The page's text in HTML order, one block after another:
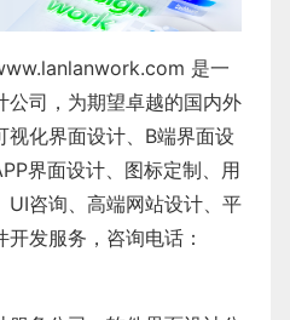
是一
公司，为期望卓越的国内外
视化界面设计、 B端界面设
界面设计、 图标定制、 用
UI咨询、 高端网站设计、 平
开发服务，咨询电话：